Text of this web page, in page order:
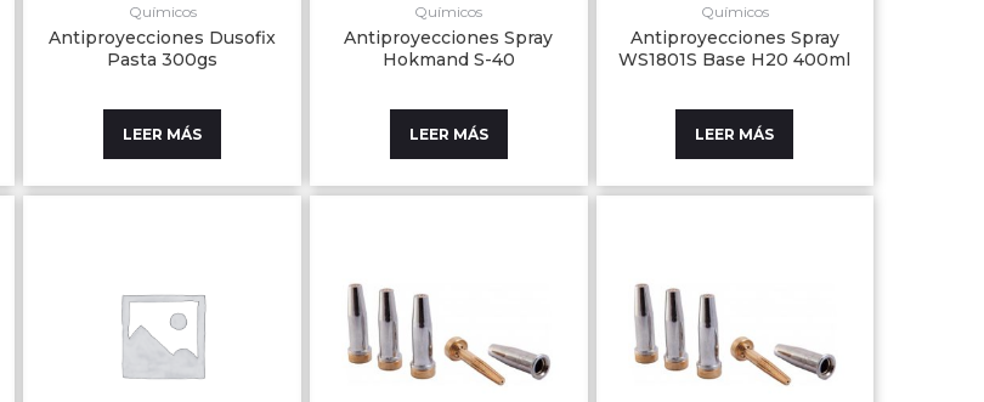
Químicos
Antiproyecciones Dusofix
Pasta 300gs
LEER MÁS
Químicos
Antiproyecciones Spray
Hokmand S-40
LEER MÁS
Químicos
Antiproyecciones Spray
WS1801S Base H20 400ml
LEER MÁS